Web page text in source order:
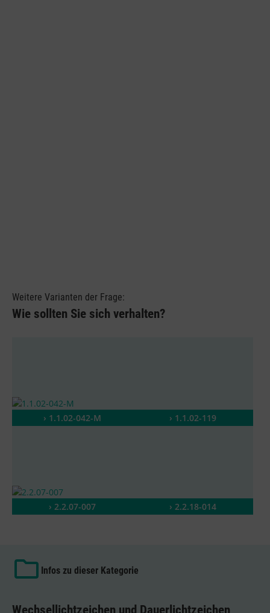
Weitere Varianten der Frage:
Wie sollten Sie sich verhalten?
› 1.1.02-042-M › 1.1.02-119
› 2.2.07-007 › 2.2.18-014
Infos zu dieser Kategorie
Wechsellichtzeichen und Dauerlichtzeichen